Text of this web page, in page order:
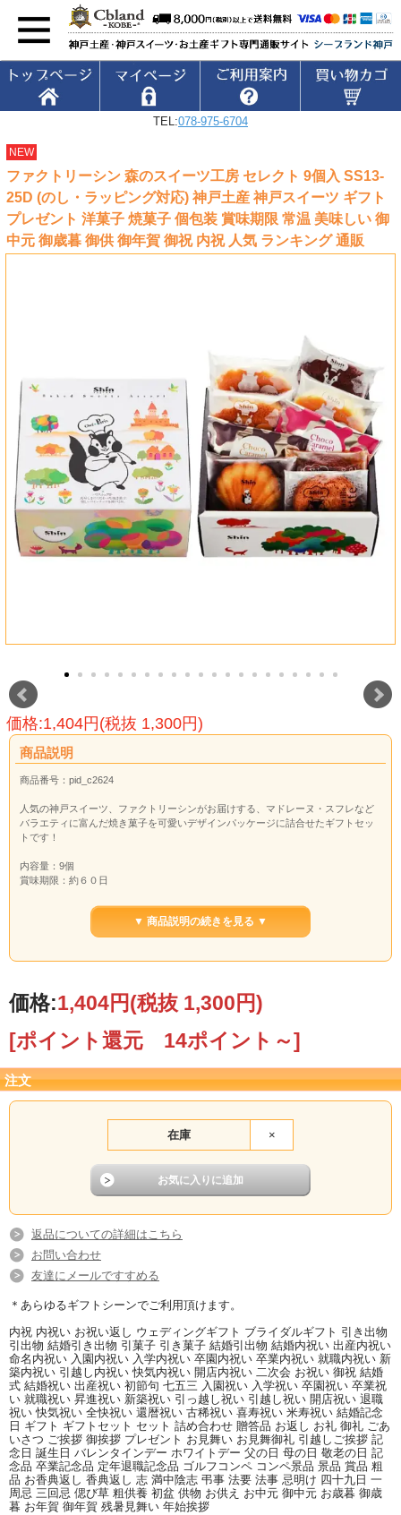
TEL:078-975-6704
NEW
ファクトリーシン 森のスイーツ工房 セレクト 9個入 SS13-
25D (のし・ラッピング対応) 神戸土産 神戸スイーツ ギフト
プレゼント 洋菓子 焼菓子 個包装 賞味期限 常温 美味しい 御
中元 御歳暮 御供 御年賀 御祝 内祝 人気 ランキング 通販
価格:1,404円(税抜 1,300円)
商品説明
商品番号：pid_c2624
人気の神戸スイーツ、ファクトリーシンがお届けする、マドレーヌ・スフレなど
バラエティに富んだ焼き菓子を可愛いデザインパッケージに詰合せたギフトセッ
トです！
内容量：9個
賞味期限：約６０日
ラ）、ガレット（チョコ）、スフレ(ショコラ、キャラメル）、チョコキャラメル
サンド（プレーン）、チョコキャラメルサンド(ストロベリー)：各1個）
箱サイズ：W16.3×D15.7×H7.5cm
は、ご決済時の「通信欄」にご記入ください。なお、ラッピングはメーカー指定
の包装紙になります。
▼ 商品説明の続きを見る ▼
価格:1,404円(税抜 1,300円)
[ポイント還元 14ポイント～]
注文
在庫 ×
返品についての詳細はこちら
お問い合わせ
友達にメールですすめる
＊あらゆるギフトシーンでご利用頂けます。
内祝 内祝い お祝い返し ウェディングギフト ブライダルギフト 引き出物
引出物 結婚引き出物 引菓子 引き菓子 結婚引出物 結婚内祝い 出産内祝い
命名内祝い 入園内祝い 入学内祝い 卒園内祝い 卒業内祝い 就職内祝い 新
築内祝い 引越し内祝い 快気内祝い 開店内祝い 二次会 お祝い 御祝 結婚
式 結婚祝い 出産祝い 初節句 七五三 入園祝い 入学祝い 卒園祝い 卒業祝
い 就職祝い 昇進祝い 新築祝い 引っ越し祝い 引越し祝い 開店祝い 退職
祝い 快気祝い 全快祝い 還暦祝い 古稀祝い 喜寿祝い 米寿祝い 結婚記念
日 ギフト ギフトセット セット 詰め合わせ 贈答品 お返し お礼 御礼 ごあ
いさつ ご挨拶 御挨拶 プレゼント お見舞い お見舞御礼 引越しご挨拶 記
念日 誕生日 バレンタインデー ホワイトデー 父の日 母の日 敬老の日 記
念品 卒業記念品 定年退職記念品 ゴルフコンペ コンペ景品 景品 賞品 粗
品 お香典返し 香典返し 志 満中陰志 弔事 法要 法事 忌明け 四十九日 一
周忌 三回忌 偲び草 粗供養 初盆 供物 お供え お中元 御中元 お歳暮 御歳
暮 お年賀 御年賀 残暑見舞い 年始挨拶